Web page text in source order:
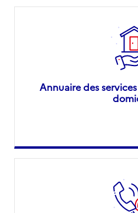
Annuaire des